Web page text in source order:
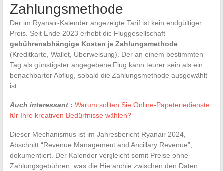
Zahlungsmethode
Der im Ryanair-Kalender angezeigte Tarif ist kein endgültiger
Preis. Seit Ende 2023 erhebt die Fluggesellschaft
gebührenabhängige Kosten je Zahlungsmethode
(Kreditkarte, Wallet, Überweisung). Der an einem bestimmten
Tag als günstigster angegebene Flug kann teurer sein als ein
benachbarter Abflug, sobald die Zahlungsmethode ausgewählt
ist.
Auch interessant : Warum sollten Sie Online-Papeteriedienste
für Ihre kreativen Bedürfnisse wählen?
Dieser Mechanismus ist im Jahresbericht Ryanair 2024,
Abschnitt “Revenue Management and Ancillary Revenue”,
dokumentiert. Der Kalender vergleicht somit Preise ohne
Zahlungsgebühren, was die Hierarchie zwischen den Daten